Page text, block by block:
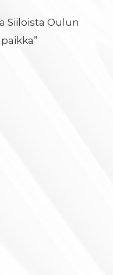
Siiloista Oulun